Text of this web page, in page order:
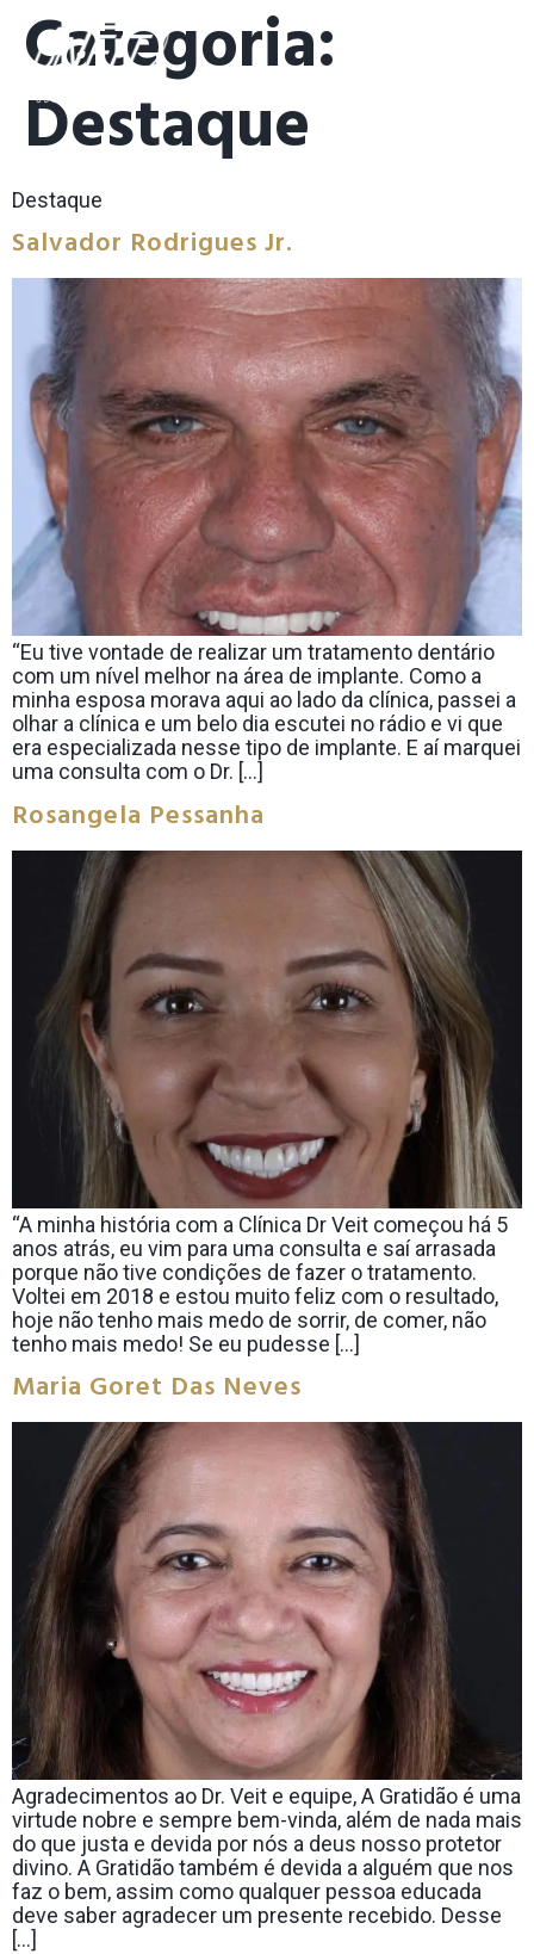
Categoria:
Destaque
Destaque
Salvador Rodrigues Jr.
“Eu tive vontade de realizar um tratamento dentário
com um nível melhor na área de implante. Como a
minha esposa morava aqui ao lado da clínica, passei a
olhar a clínica e um belo dia escutei no rádio e vi que
era especializada nesse tipo de implante. E aí marquei
uma consulta com o Dr. […]
Rosangela Pessanha
“A minha história com a Clínica Dr Veit começou há 5
anos atrás, eu vim para uma consulta e saí arrasada
porque não tive condições de fazer o tratamento.
Voltei em 2018 e estou muito feliz com o resultado,
hoje não tenho mais medo de sorrir, de comer, não
tenho mais medo! Se eu pudesse […]
Maria Goret Das Neves
Agradecimentos ao Dr. Veit e equipe, A Gratidão é uma
virtude nobre e sempre bem-vinda, além de nada mais
do que justa e devida por nós a deus nosso protetor
divino. A Gratidão também é devida a alguém que nos
faz o bem, assim como qualquer pessoa educada
deve saber agradecer um presente recebido. Desse
[…]